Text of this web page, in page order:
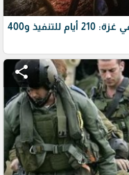
تفاصيل جديدة حول اتفاق المرحلة الثانية في غزة: 210 أيام للتنفيذ و400
share